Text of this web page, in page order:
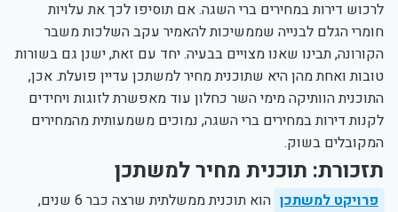
לרכוש דירות במחירים ברי השגה. אם תוסיפו לכך את עלויות
חומרי הגלם לבנייה שממשיכות להאמיר עקב השלכות משבר
הקורונה, תבינו שאנו מצויים בבעיה. יחד עם זאת, ישנן גם בשורות
טובות ואחת מהן היא שתוכנית מחיר למשתכן עדיין פועלת. אכן,
התוכנית הוותיקה מימי השר כחלון עוד מאפשרת לזוגות ויחידים
לקנות דירות במחירים ברי השגה, נמוכים משמעותית מהמחירים
המקובלים בשוק.
תזכורת: תוכנית מחיר למשתכן
פרויקט למשתכן
הוא תוכנית ממשלתית שרצה כבר 6 שנים,